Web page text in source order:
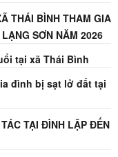
THÁI
THÁI BÌNH THAM GIA
SƠN NĂM 2026
tại xã Thái Bình
đình bị sạt lở đất tại
TẠI ĐÌNH LẬP ĐẾN